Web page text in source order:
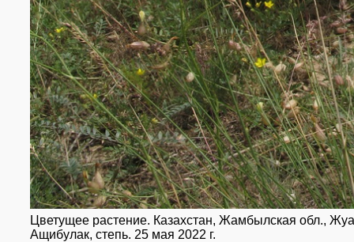
Цветущее растение. Казахстан, Жамбылская обл.,
Ащибулак, степь. 25 мая 2022 г.